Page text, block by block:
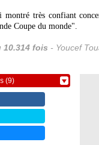
montré très confiant
Coupe du monde".
10.314 fois - Youcef
(9)